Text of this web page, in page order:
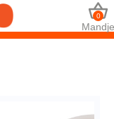
Mandje
0